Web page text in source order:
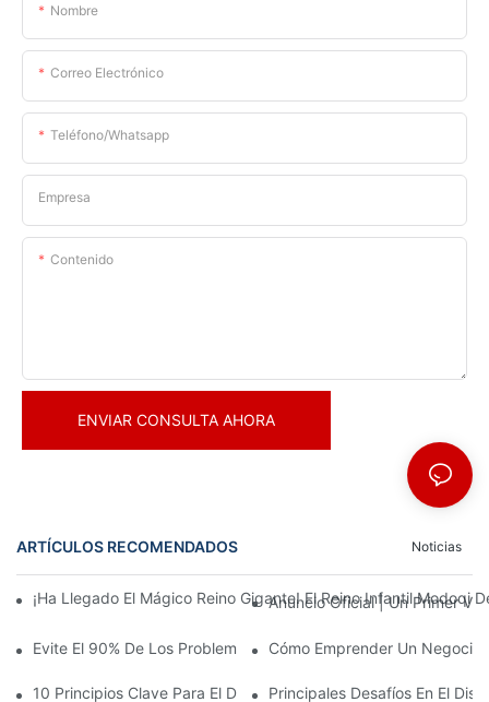
Nombre
Correo Electrónico
Teléfono/whatsapp
Empresa
Contenido
ENVIAR CONSULTA AHORA
ARTÍCULOS RECOMENDADOS Noticias
¡Ha Llegado El Mágico Reino Gigante! El Reino Infantil Modoqi
Anuncio Oficial | Un Primer
Evite El 90% De Los Problemas: Al Invertir En Un Centro
Cómo Emprender Un Negocio
10 Principios Clave Para El Diseño Exitoso De Un Parque
Principales Desafíos En El